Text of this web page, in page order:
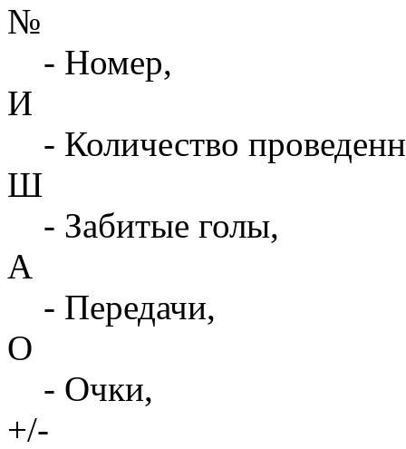
№
- Номер,
И
- Количество
Ш
- Забитые голы,
А
- Передачи,
О
- Очки,
+/-